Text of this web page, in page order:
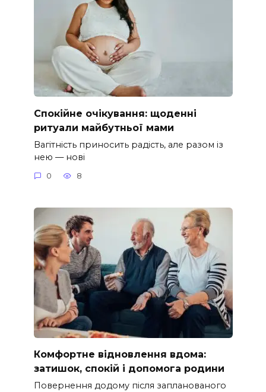
Спокійне очікування: щоденні
ритуали майбутньої мами
Вагітність приносить радість, але разом із
нею — нові
0 8
Комфортне відновлення вдома:
затишок, спокій і допомога родини
Повернення додому після запланованого